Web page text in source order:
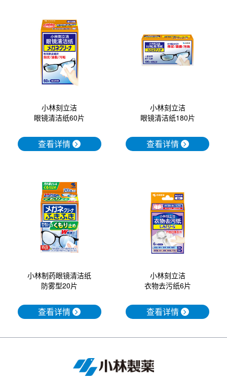
小林刻立洁
眼镜清洁纸60片
查看详情
小林刻立洁
眼镜清洁纸180片
查看详情
小林制药眼镜清洁纸
防雾型20片
查看详情
小林刻立洁
衣物去污纸6片
查看详情